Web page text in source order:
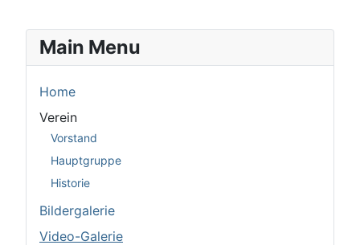
Main Menu
Home
Verein
Vorstand
Hauptgruppe
Historie
Bildergalerie
Video-Galerie